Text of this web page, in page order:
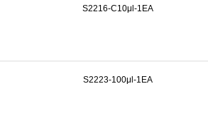
S2216-C10μl-1EA
S2223-100μl-1EA